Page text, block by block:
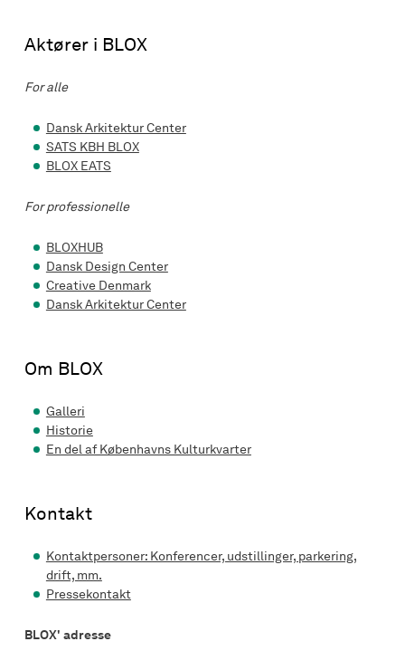
Aktører i BLOX
For alle
Dansk Arkitektur Center
SATS KBH BLOX
BLOX EATS
For professionelle
BLOXHUB
Dansk Design Center
Creative Denmark
Dansk Arkitektur Center
Om BLOX
Galleri
Historie
En del af Københavns Kulturkvarter
Kontakt
Kontaktpersoner: Konferencer, udstillinger, parkering,
drift, mm.
Pressekontakt
BLOX' adresse